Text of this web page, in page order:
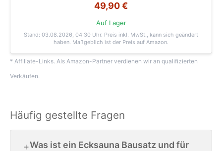
49,90 €
Auf Lager
Stand: 03.08.2026, 04:30 Uhr. Preis inkl. MwSt., kann sich geändert
haben. Maßgeblich ist der Preis auf Amazon.
* Affiliate-Links. Als Amazon-Partner verdienen wir an qualifizierten
Verkäufen.
Häufig gestellte Fragen
Was ist ein Ecksauna Bausatz und für